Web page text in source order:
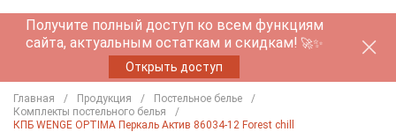
Получите полный доступ ко всем функциям
сайта, актуальным остаткам и скидкам! 🚀✨
Открыть доступ
Главная Продукция
Постельное белье
Комплекты постельного белья
КПБ WENGE OPTIMA Перкаль Актив 86034-12 Forest chill